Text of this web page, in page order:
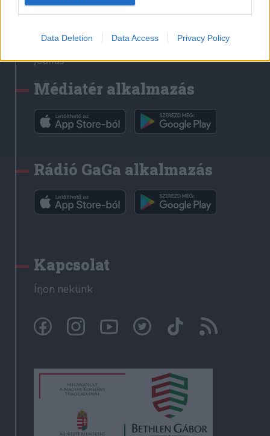
Data Deletion Data Access Privacy Policy
Főtér
Rádió GaGa
Jóállás
Médiatér alkalmazás
Rádió GaGa alkalmazás
Kapcsolat
Írjon nekünk